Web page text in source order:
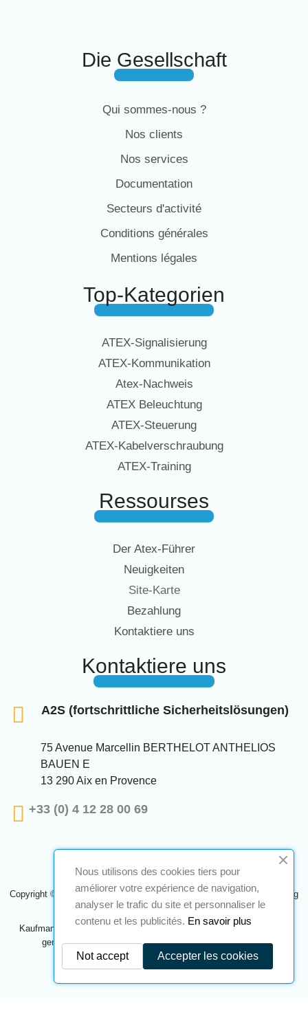
Die Gesellschaft
Qui sommes-nous ?
Nos clients
Nos services
Documentation
Secteurs d'activité
Conditions générales
Mentions légales
Top-Kategorien
ATEX-Signalisierung
ATEX-Kommunikation
Atex-Nachweis
ATEX Beleuchtung
ATEX-Steuerung
ATEX-Kabelverschraubung
ATEX-Training
Ressourses
Der Atex-Führer
Neuigkeiten
Site-Karte
Bezahlung
Kontaktiere uns
Kontaktiere uns
A2S (fortschrittliche Sicherheitslösungen)
75 Avenue Marcellin BERTHELOT ANTHELIOS
BAUEN E
13 290 Aix en Provence
+33 (0) 4 12 28 00 69
Copyright © 2024 A2S ATEX. Alle Rechte vorbehalten. Eine Realisierung
Navilog
Kaufmann, der von der offensichtlichen Meinung des Unternehmens
genehmigt wurde,Klicken Sie hier, um es zu überprüfen.
Nous utilisons des cookies tiers pour
améliorer votre expérience de navigation,
analyser le trafic du site et personnaliser le
contenu et les publicités. En savoir plus
Accepter les cookies
Not accept